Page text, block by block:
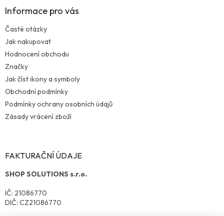
Informace pro vás
Časté otázky
Jak nakupovat
Hodnocení obchodu
Značky
Jak číst ikony a symboly
Obchodní podmínky
Podmínky ochrany osobních údajů
Zásady vrácení zboží
FAKTURAČNÍ ÚDAJE
SHOP SOLUTIONS s.r.o.
IČ: 21086770
DIČ: CZ21086770